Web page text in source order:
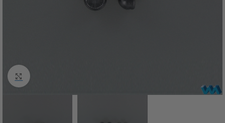
Click to enlarge